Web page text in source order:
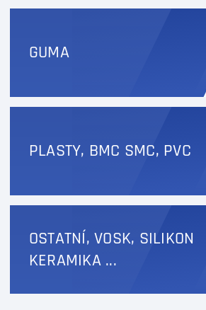
GUMA
PLASTY, BMC SMC, PVC
OSTATNÍ, VOSK, SILIKON
KERAMIKA ...